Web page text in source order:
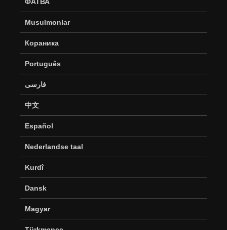
ФАТВА
Musulmonlar
Кораника
Português
فارسی
中文
Español
Nederlandse taal
Kurdî
Dansk
Magyar